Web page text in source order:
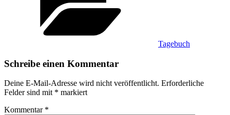
Tagebuch
Schreibe einen Kommentar
Deine E-Mail-Adresse wird nicht veröffentlicht. Erforderliche
Felder sind mit * markiert
Kommentar *